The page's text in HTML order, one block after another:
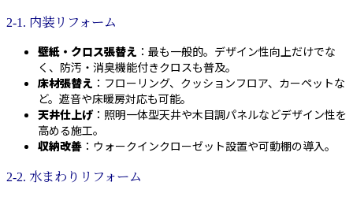
2-1. 内装リフォーム
壁紙・クロス張替え ：最も一般的。デザイン性向上だけでな
く、防汚・消臭機能付きクロスも普及。
床材張替え ：フローリング、クッションフロア、カーペットな
ど。遮音や床暖房対応も可能。
天井仕上げ：照明一体型天井や木目調パネルなどデザイン性を
高める施工。
収納改善 ：ウォークインクローゼット設置や可動棚の導入。
2-2. 水まわりリフォーム